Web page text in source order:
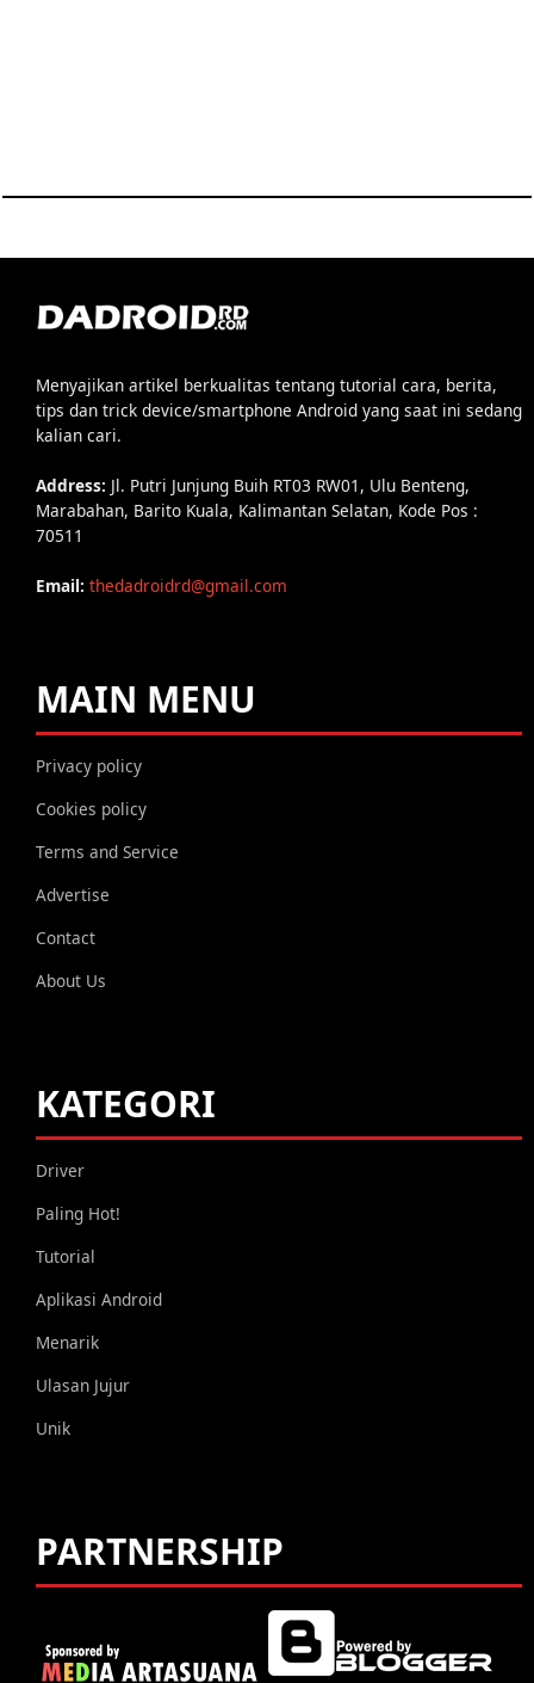
Menyajikan artikel berkualitas tentang tutorial cara, berita,
tips dan trick device/smartphone Android yang saat ini sedang
kalian cari.
Address: Jl. Putri Junjung Buih RT03 RW01, Ulu Benteng,
Marabahan, Barito Kuala, Kalimantan Selatan, Kode Pos :
70511
Email: thedadroidrd@gmail.com
MAIN MENU
Privacy policy
Cookies policy
Terms and Service
Advertise
Contact
About Us
KATEGORI
Driver
Paling Hot!
Tutorial
Aplikasi Android
Menarik
Ulasan Jujur
Unik
PARTNERSHIP